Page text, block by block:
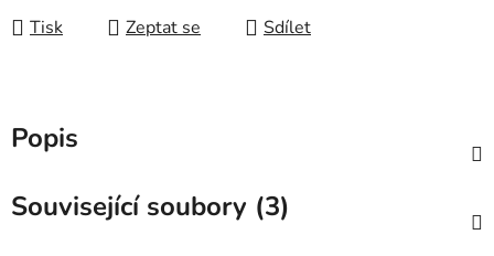
Tisk
Zeptat se Sdílet
Popis
Související soubory (3)